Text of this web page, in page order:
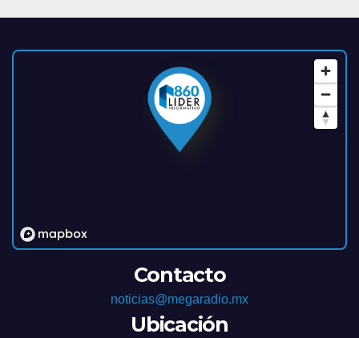
Contacto
noticias@megaradio.mx
Ubicación